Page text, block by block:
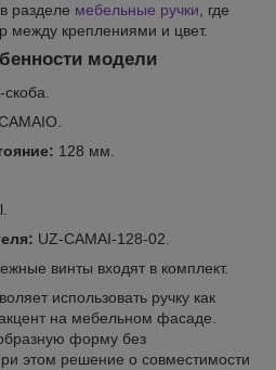
разделе мебельные ручки, где
между креплениями и цвет.
модели
128 мм.
UZ-CAMAI-128-02.
винты входят в комплект.
использовать ручку как
на мебельном фасаде.
форму без
этом решение о совместимости